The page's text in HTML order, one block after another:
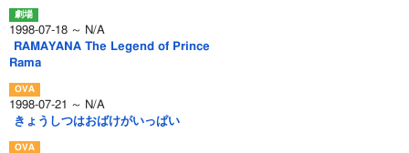
1998-07-18 ～ N/A
RAMAYANA The Legend of Prince
Rama
1998-07-21 ～ N/A
きょうしつはおばけがいっぱい